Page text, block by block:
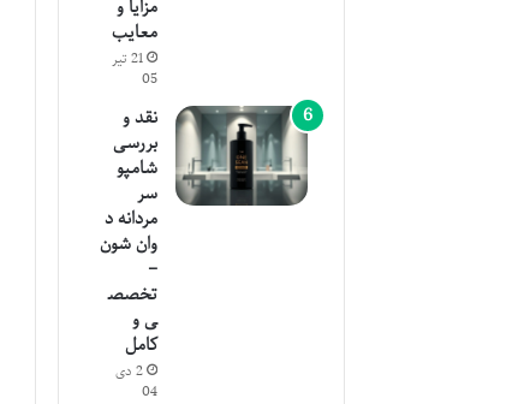
مزایا و
معایب
21 تیر
05
نقد و
بررسی
شامپو
سر
مردانه د
وان شون
–
تخصص
ی و
کامل
2 دی
04